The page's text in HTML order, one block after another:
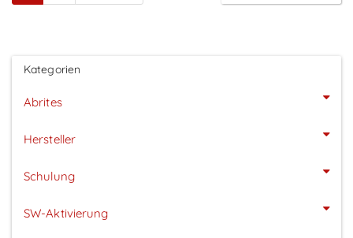
Kategorien
Abrites
Hersteller
Schulung
SW-Aktivierung